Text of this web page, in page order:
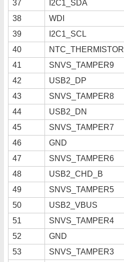
37
I2C1_SDA
38
WDI
39
I2C1_SCL
40
NTC_THERMISTOR
41
SNVS_TAMPER9
42
USB2_DP
43
SNVS_TAMPER8
44
USB2_DN
45
SNVS_TAMPER7
46
GND
47
SNVS_TAMPER6
48
USB2_CHD_B
49
SNVS_TAMPER5
50
USB2_VBUS
51
SNVS_TAMPER4
52
GND
53
SNVS_TAMPER3